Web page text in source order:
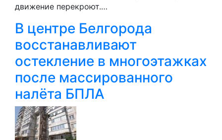
движение перекроют.…
В центре Белгорода
восстанавливают
остекление в многоэтажках
после массированного
налёта БПЛА